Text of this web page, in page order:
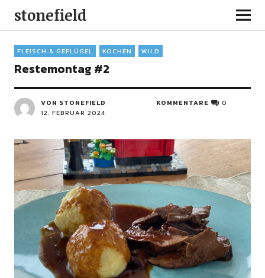
stonefield
FLEISCH & GEFLÜGEL KOCHEN WILD
Restemontag #2
VON STONEFIELD
12. FEBRUAR 2024
KOMMENTARE 0